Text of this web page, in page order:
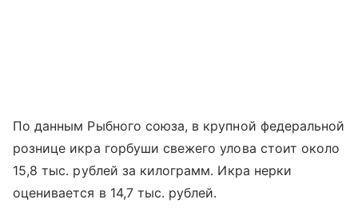
По данным Рыбного союза, в крупной федеральной
рознице икра горбуши свежего улова стоит около
15,8 тыс. рублей за килограмм. Икра нерки
оценивается в 14,7 тыс. рублей.